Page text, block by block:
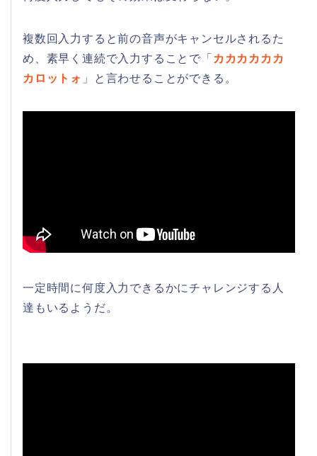
複数回入力すると前の音声がキャンセルされるた
め、素早く連続で入力することで「 カカカカカカ
カロットォ 」と言わせることができる。
一定時間に何度入力できるかにチャレンジする人
達もいるようだ。